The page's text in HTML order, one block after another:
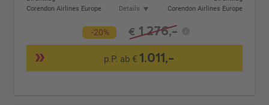
Corendon Airlines Europe
Details
Corendon Airlines Europe
-20% € 1.276,-
p.P. ab € 1.011,-